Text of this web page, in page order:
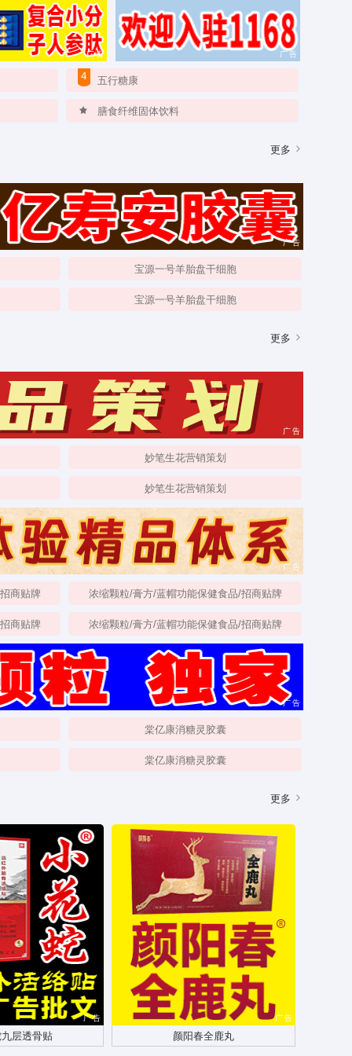
广告 广告
五行糖康
膳食纤维固体饮料
更多
广告
宝源一号羊胎盘干细胞
宝源一号羊胎盘干细胞
更多
广告
妙笔生花营销策划
妙笔生花营销策划
广告
商贴牌 浓缩颗粒/膏方/蓝帽功能保健食品/招商贴牌
商贴牌 浓缩颗粒/膏方/蓝帽功能保健食品/招商贴牌
广告
棠亿康消糖灵胶囊
棠亿康消糖灵胶囊
更多
层透骨贴
广告
颜阳春全鹿丸
广告